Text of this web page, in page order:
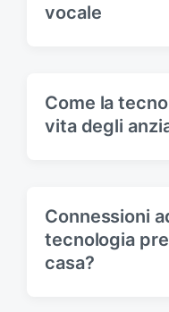
vocale
Come la
vita degli
Connessioni
tecnologia
casa?